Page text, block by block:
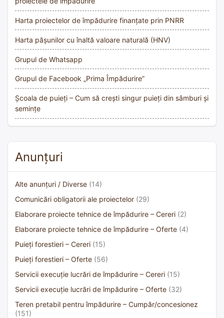
Harta proiectelor de împădurire finanțate prin PNRR
Harta pășunilor cu înaltă valoare naturală (HNV)
Grupul de Whatsapp
Grupul de Facebook „Prima Împădurire”
Școala de puieți – Cum să crești singur puieți din sâmburi și
semințe
Anunțuri
Alte anunțuri / Diverse (14)
Comunicări obligatorii ale proiectelor (29)
Elaborare proiecte tehnice de împădurire – Cereri (2)
Elaborare proiecte tehnice de împădurire – Oferte (4)
Puieți forestieri – Cereri (15)
Puieți forestieri – Oferte (56)
Servicii execuție lucrări de împădurire – Cereri (15)
Servicii execuție lucrări de împădurire – Oferte (32)
Teren pretabil pentru împădurire – Cumpăr/concesionez
(151)